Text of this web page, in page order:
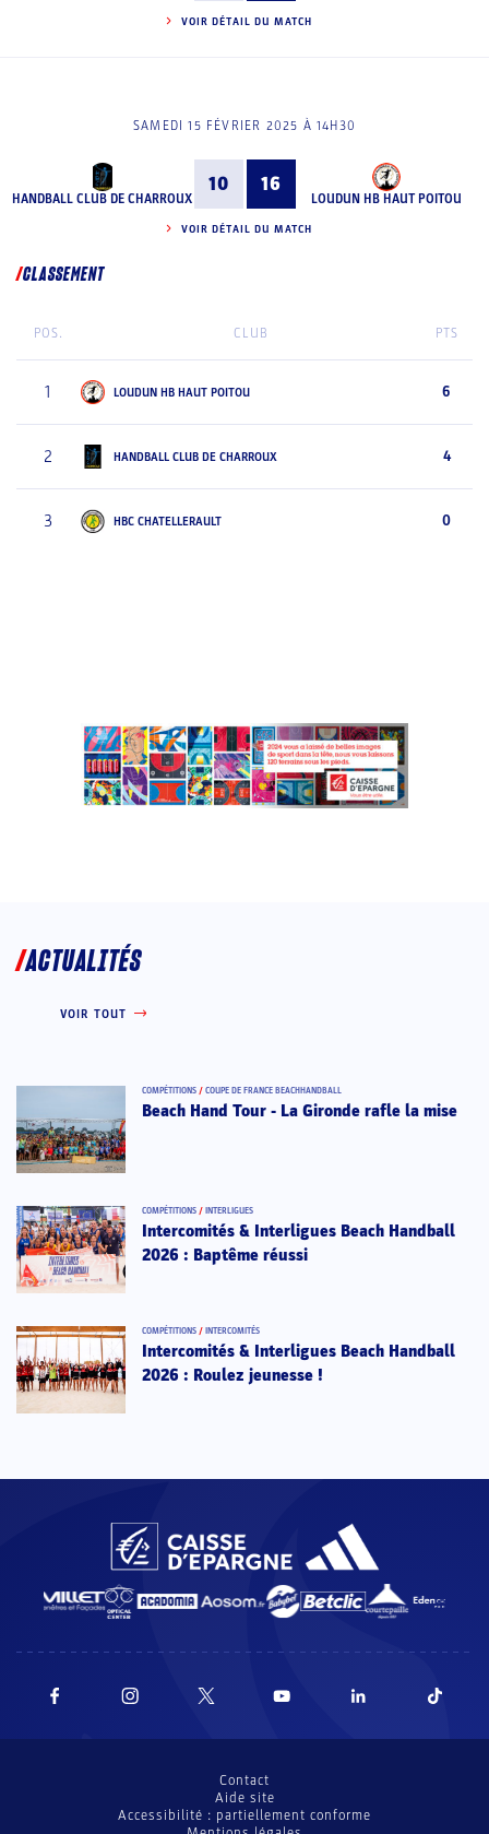
VOIR DÉTAIL DU MATCH
SAMEDI 15 FÉVRIER 2025 À 14H30
HANDBALL CLUB DE CHARROUX
10 16
LOUDUN HB HAUT POITOU
VOIR DÉTAIL DU MATCH
CLASSEMENT
POS. CLUB PTS
1 LOUDUN HB HAUT POITOU 6
2 HANDBALL CLUB DE CHARROUX 4
3 HBC CHATELLERAULT 0
ACTUALITÉS
VOIR TOUT
COMPÉTITIONS / COUPE DE FRANCE BEACHHANDBALL
Beach Hand Tour - La Gironde rafle la mise
COMPÉTITIONS / INTERLIGUES
Intercomités & Interligues Beach Handball
2026 : Baptême réussi
COMPÉTITIONS / INTERCOMITÉS
Intercomités & Interligues Beach Handball
2026 : Roulez jeunesse !
Contact
Aide site
Accessibilité : partiellement conforme